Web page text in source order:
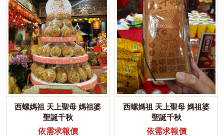
西螺媽祖 天上聖母 媽祖婆
聖誕千秋
依需求報價
西螺媽祖 天上聖母 媽祖婆
聖誕千秋
依需求報價